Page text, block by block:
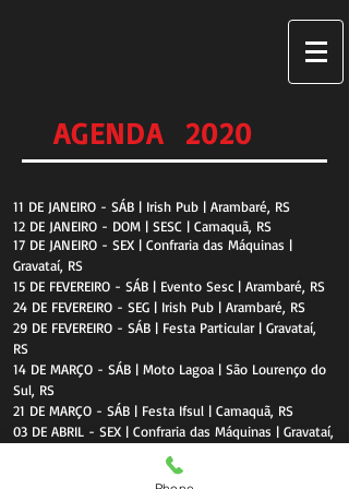
AGENDA 2020
11 DE JANEIRO - SÁB | Irish Pub | Arambaré, RS
12 DE JANEIRO - DOM | SESC | Camaquã, RS
17 DE JANEIRO - SEX | Confraria das Máquinas |
Gravataí, RS
15 DE FEVEREIRO - SÁB | Evento Sesc | Arambaré, RS
24 DE FEVEREIRO - SEG | Irish Pub | Arambaré, RS
29 DE FEVEREIRO - SÁB | Festa Particular | Gravataí,
RS
14 DE MARÇO - SÁB | Moto Lagoa | São Lourenço do
Sul, RS
21 DE MARÇO - SÁB | Festa Ifsul | Camaquã, RS
03 DE ABRIL - SEX | Confraria das Máquinas | Gravataí,
04 DE ABRIL - SÁB | Comis & Bebis | Dom Feliciano,